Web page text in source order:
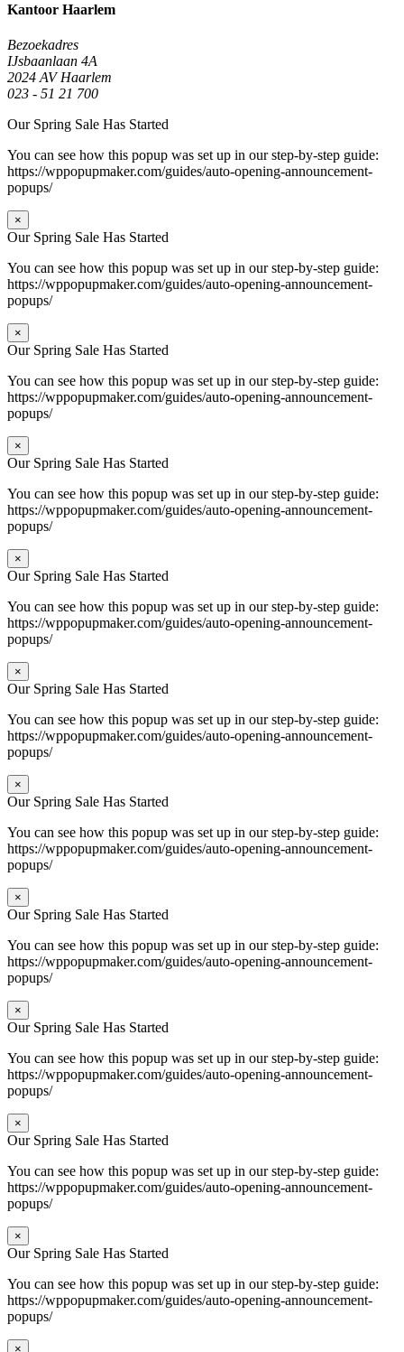
Kantoor Haarlem
Bezoekadres
IJsbaanlaan 4A
2024 AV Haarlem
023 - 51 21 700
Our Spring Sale Has Started
You can see how this popup was set up in our step-by-step guide:
https://wppopupmaker.com/guides/auto-opening-announcement-
popups/
×
Our Spring Sale Has Started
You can see how this popup was set up in our step-by-step guide:
https://wppopupmaker.com/guides/auto-opening-announcement-
popups/
×
Our Spring Sale Has Started
You can see how this popup was set up in our step-by-step guide:
https://wppopupmaker.com/guides/auto-opening-announcement-
popups/
×
Our Spring Sale Has Started
You can see how this popup was set up in our step-by-step guide:
https://wppopupmaker.com/guides/auto-opening-announcement-
popups/
×
Our Spring Sale Has Started
You can see how this popup was set up in our step-by-step guide:
https://wppopupmaker.com/guides/auto-opening-announcement-
popups/
×
Our Spring Sale Has Started
You can see how this popup was set up in our step-by-step guide:
https://wppopupmaker.com/guides/auto-opening-announcement-
popups/
×
Our Spring Sale Has Started
You can see how this popup was set up in our step-by-step guide:
https://wppopupmaker.com/guides/auto-opening-announcement-
popups/
×
Our Spring Sale Has Started
You can see how this popup was set up in our step-by-step guide:
https://wppopupmaker.com/guides/auto-opening-announcement-
popups/
×
Our Spring Sale Has Started
You can see how this popup was set up in our step-by-step guide:
https://wppopupmaker.com/guides/auto-opening-announcement-
popups/
×
Our Spring Sale Has Started
You can see how this popup was set up in our step-by-step guide:
https://wppopupmaker.com/guides/auto-opening-announcement-
popups/
×
Our Spring Sale Has Started
You can see how this popup was set up in our step-by-step guide:
https://wppopupmaker.com/guides/auto-opening-announcement-
popups/
×